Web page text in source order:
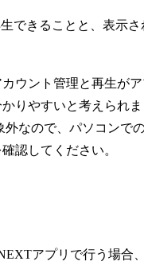
できることと、表示さ
ウント管理と再生が
りやすいと考えられま
外なので、パソコンで
認してください。
アプリで行う場合